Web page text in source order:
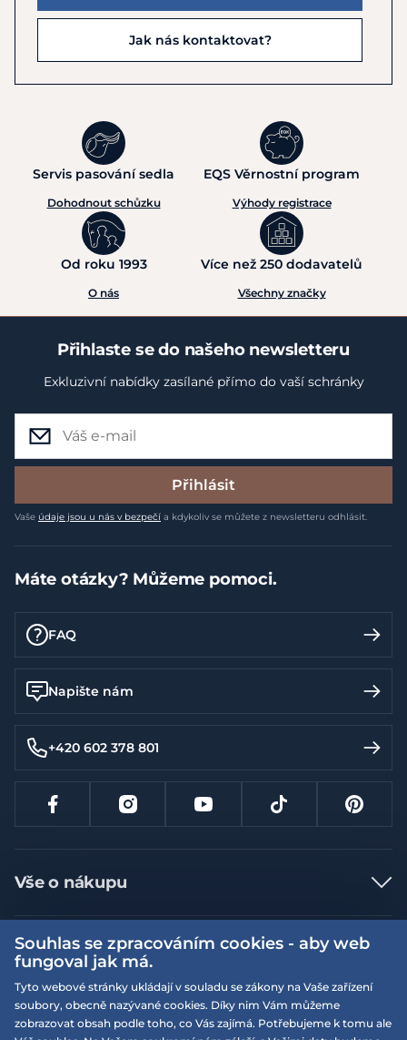
Jak nás kontaktovat?
Servis pasování sedla
Dohodnout schůzku
EQS Věrnostní program
Výhody registrace
Od roku 1993
O nás
Více než 250 dodavatelů
Všechny značky
Přihlaste se do našeho newsletteru
Exkluzivní nabídky zasílané přímo do vaší schránky
Přihlásit
Vaše údaje jsou u nás v bezpečí a kdykoliv se můžete z newsletteru odhlásit.
Máte otázky? Můžeme pomoci.
FAQ
Napište nám
+420 602 378 801
Vše o nákupu
Jak nakupovat
Nejčastější dotazy
Doprava a platba
Vrácení a výměna zboží
Více informací
Obchodní podmínky
Podmínky EQS věrnostního klubu
Naše prodejny
Souhlas se zpracováním cookies - aby web
fungoval jak má.
Tyto webové stránky ukládají v souladu se zákony na Vaše zařízení
soubory, obecně nazývané cookies. Díky nim Vám můžeme
zobrazovat obsah podle toho, co Vás zajímá. Potřebujeme k tomu ale